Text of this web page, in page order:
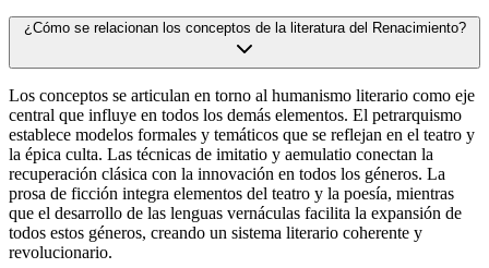
¿Cómo se relacionan los conceptos de la literatura del Renacimiento?
Los conceptos se articulan en torno al humanismo literario como eje
central que influye en todos los demás elementos. El petrarquismo
establece modelos formales y temáticos que se reflejan en el teatro y
la épica culta. Las técnicas de imitatio y aemulatio conectan la
recuperación clásica con la innovación en todos los géneros. La
prosa de ficción integra elementos del teatro y la poesía, mientras
que el desarrollo de las lenguas vernáculas facilita la expansión de
todos estos géneros, creando un sistema literario coherente y
revolucionario.